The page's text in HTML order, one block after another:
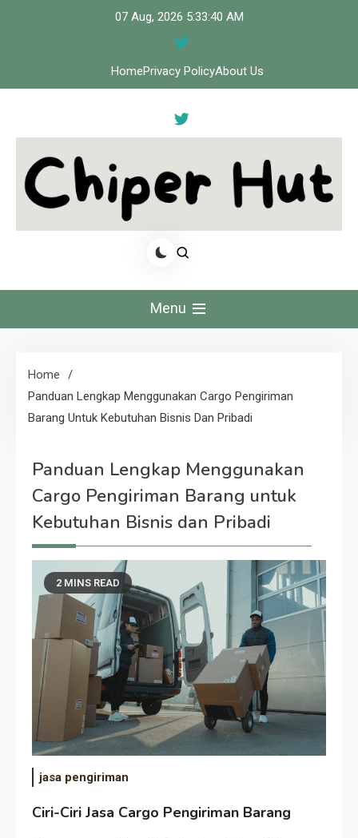
07 Aug, 2026 5:33:41 AM
HomePrivacy PolicyAbout Us
Cipher Hut
Menu
Home
Panduan Lengkap Menggunakan Cargo Pengiriman
Barang Untuk Kebutuhan Bisnis Dan Pribadi
Panduan Lengkap Menggunakan
Cargo Pengiriman Barang untuk
Kebutuhan Bisnis dan Pribadi
2 MINS READ
jasa pengiriman
Ciri-Ciri Jasa Cargo Pengiriman Barang